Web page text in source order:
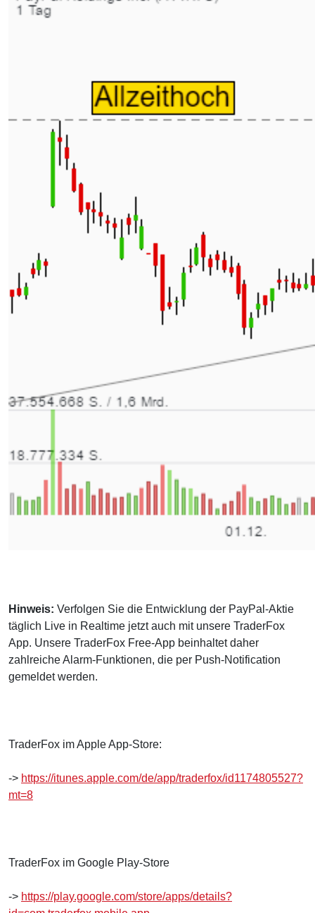
Hinweis: Verfolgen Sie die Entwicklung der PayPal-Aktie
täglich Live in Realtime jetzt auch mit unsere TraderFox
App. Unsere TraderFox Free-App beinhaltet daher
zahlreiche Alarm-Funktionen, die per Push-Notification
gemeldet werden.
TraderFox im Apple App-Store:
-> https://itunes.apple.com/de/app/traderfox/id1174805527?
mt=8
TraderFox im Google Play-Store
-> https://play.google.com/store/apps/details?